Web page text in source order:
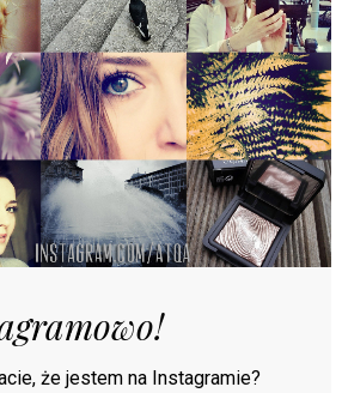
że jestem na Instagramie?